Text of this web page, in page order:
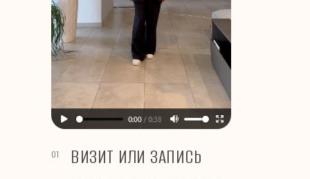
01 ВИЗИТ ИЛИ ЗАПИСЬ